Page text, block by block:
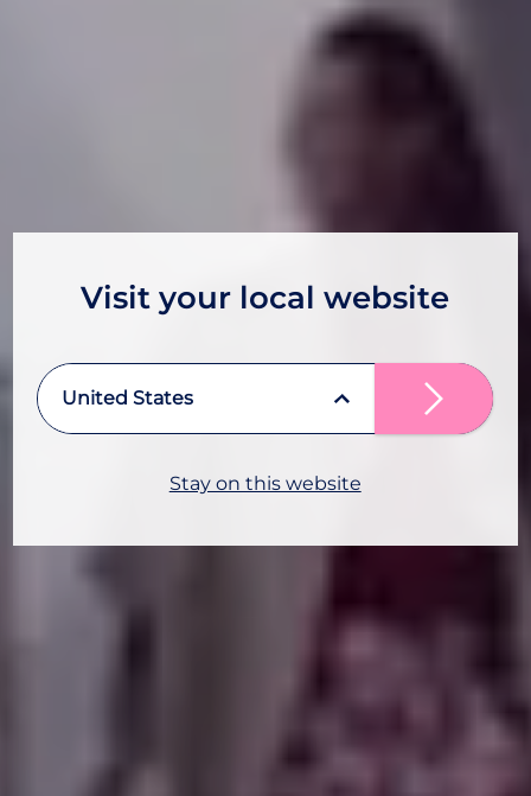
Visit your local website
United States
Stay on this website